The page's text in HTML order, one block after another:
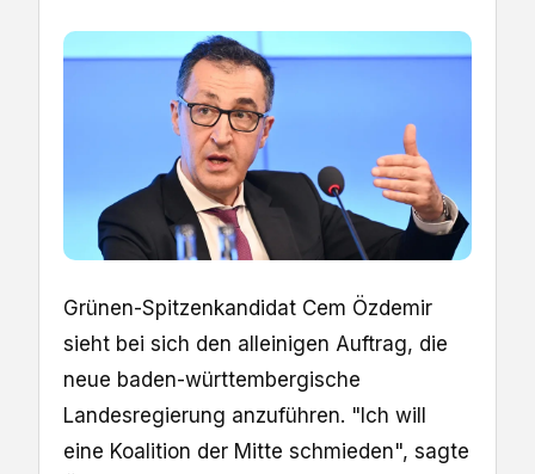
Grünen-Spitzenkandidat Cem Özdemir
sieht bei sich den alleinigen Auftrag, die
neue baden-württembergische
Landesregierung anzuführen. "Ich will
eine Koalition der Mitte schmieden", sagte